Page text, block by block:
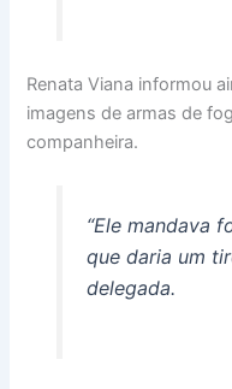
Renata Viana informou
imagens de armas de
companheira.
“Ele mandava
que daria um
delegada.